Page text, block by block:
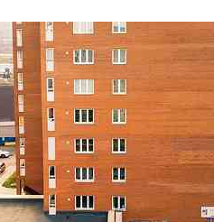
и плотной жилой застройкой.
Залог: Без залога